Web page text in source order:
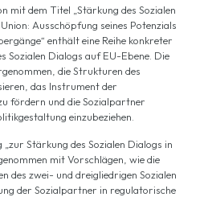
mit dem Titel „Stärkung des Sozialen
Ausschöpfung seines Potenzials
enthält eine Reihe konkreter
Sozialen Dialogs auf EU-Ebene. Die
die Strukturen des
das Instrument der
fördern und die Sozialpartner
einzubeziehen.
Stärkung des Sozialen Dialogs in
mit Vorschlägen, wie die
des zwei- und dreigliedrigen Sozialen
der Sozialpartner in regulatorische